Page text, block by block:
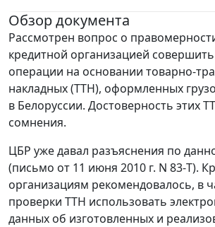
Обзор документа
Рассмотрен вопрос о
кредитной организацией
операции на основании товарно-
накладных (ТТН), оформленных
в Белоруссии. Достоверность этих
сомнения.
ЦБР уже давал разъяснения по
(письмо от 11 июня 2010 г. N 83-Т).
организациям рекомендовалось, в
проверки ТТН использовать
данных об изготовленных и